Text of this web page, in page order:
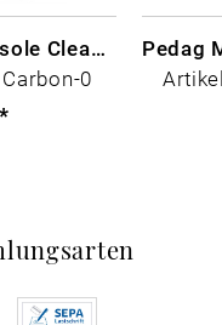
CARBON LAB Midsole Cleaner
0